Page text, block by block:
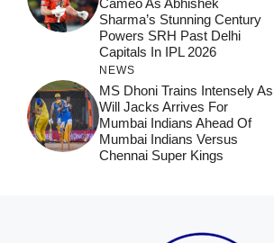
Cameo As Abhishek
Sharma’s Stunning Century
Powers SRH Past Delhi
Capitals In IPL 2026
NEWS
MS Dhoni Trains Intensely As
Will Jacks Arrives For
Mumbai Indians Ahead Of
Mumbai Indians Versus
Chennai Super Kings